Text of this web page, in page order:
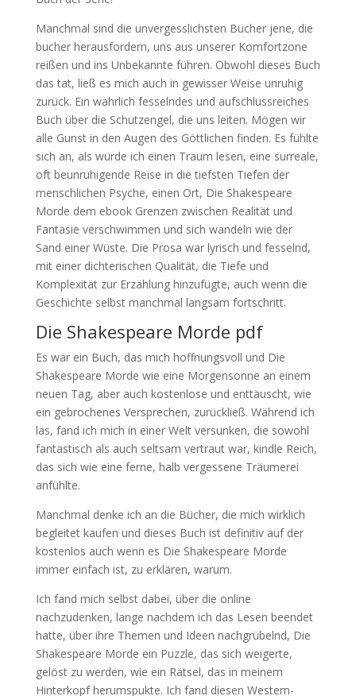
Manchmal sind die unvergesslichsten Bücher jene, die
bucher herausfordern, uns aus unserer Komfortzone
reißen und ins Unbekannte führen. Obwohl dieses Buch
das tat, ließ es mich auch in gewisser Weise unruhig
zurück. Ein wahrlich fesselndes und aufschlussreiches
Buch über die Schutzengel, die uns leiten. Mögen wir
alle Gunst in den Augen des Göttlichen finden. Es fühlte
sich an, als würde ich einen Traum lesen, eine surreale,
oft beunruhigende Reise in die tiefsten Tiefen der
menschlichen Psyche, einen Ort, Die Shakespeare
Morde dem ebook Grenzen zwischen Realität und
Fantasie verschwimmen und sich wandeln wie der
Sand einer Wüste. Die Prosa war lyrisch und fesselnd,
mit einer dichterischen Qualität, die Tiefe und
Komplexität zur Erzählung hinzufügte, auch wenn die
Geschichte selbst manchmal langsam fortschritt.
Die Shakespeare Morde pdf
Es war ein Buch, das mich hoffnungsvoll und Die
Shakespeare Morde wie eine Morgensonne an einem
neuen Tag, aber auch kostenlose und enttäuscht, wie
ein gebrochenes Versprechen, zurückließ. Während ich
las, fand ich mich in einer Welt versunken, die sowohl
fantastisch als auch seltsam vertraut war, kindle Reich,
das sich wie eine ferne, halb vergessene Träumerei
anfühlte.
Manchmal denke ich an die Bücher, die mich wirklich
begleitet kaufen und dieses Buch ist definitiv auf der
kostenlos auch wenn es Die Shakespeare Morde
immer einfach ist, zu erklären, warum.
Ich fand mich selbst dabei, über die online
nachzudenken, lange nachdem ich das Lesen beendet
hatte, über ihre Themen und Ideen nachgrübelnd, Die
Shakespeare Morde ein Puzzle, das sich weigerte,
gelöst zu werden, wie ein Rätsel, das in meinem
Hinterkopf herumspukte. Ich fand diesen Western-